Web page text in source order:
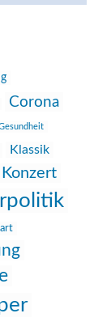
Corona
Klassik
Konzert